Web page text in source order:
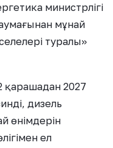
министрлігі
мұнай
туралы»
қарашадан 2027
дизель
өнімдерін
ел